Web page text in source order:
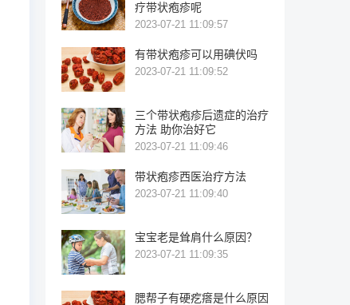
疗带状疱疹呢
2023-07-21 11:09:57
有带状疱疹可以用碘伏吗
2023-07-21 11:09:52
三个带状疱疹后遗症的治疗
方法 助你治好它
2023-07-21 11:09:46
带状疱疹西医治疗方法
2023-07-21 11:09:40
宝宝老是耸肩什么原因？
2023-07-21 11:09:35
腮帮子有硬疙瘩是什么原因